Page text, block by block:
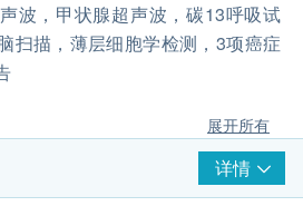
波，甲状腺超声波，碳13呼吸试
扫描，薄层细胞学检测，3项癌症
展开所有
详情